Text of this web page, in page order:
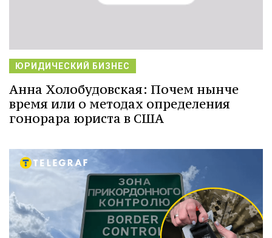
ЮРИДИЧЕСКИЙ БИЗНЕС
Анна Холобудовская: Почем нынче
время или о методах определения
гонорара юриста в США